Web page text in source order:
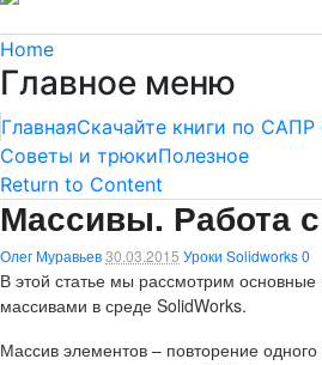
Home
Главное меню
ГлавнаяСкачайте книги по САПР
Советы и трюкиПолезное
Return to Content
Массивы. Работа
Олег Муравьев30.03.2015 Уроки Solidworks0
В этой статье мы рассмотрим
массивами в среде SolidWorks.
Массив элементов – повторение